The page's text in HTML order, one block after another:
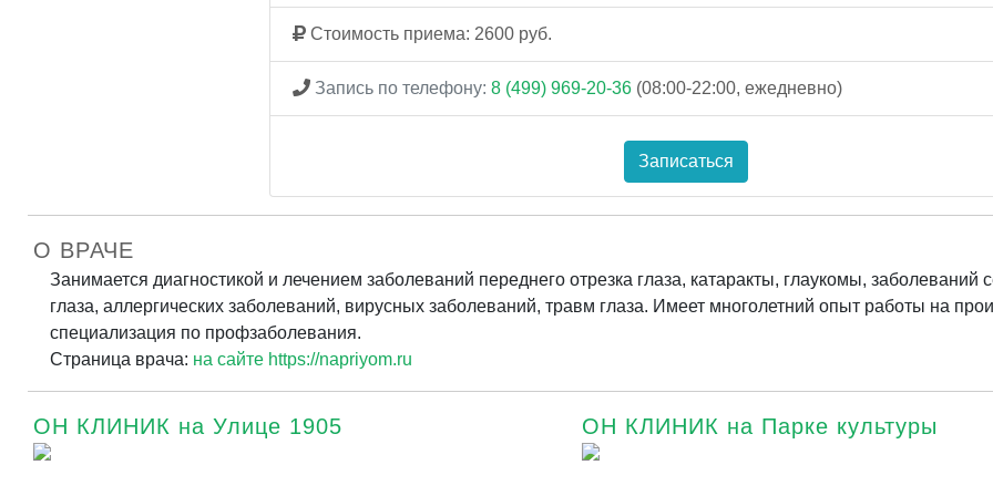
Стоимость приема: 2600 руб.
Запись по телефону: 8 (499) 969-20-36 (08:00-22:00, ежедневно)
Записаться
О ВРАЧЕ
Занимается диагностикой и лечением заболеваний переднего отрезка глаза, катаракты, глаукомы, заболеваний
глаза, аллергических заболеваний, вирусных заболеваний, травм глаза. Имеет многолетний опыт работы на
специализация по профзаболевания.
Страница врача: на сайте https://napriyom.ru
ОН КЛИНИК на Улице 1905 ОН КЛИНИК на Парке культуры